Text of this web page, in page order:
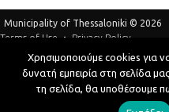
Municipality of Thessaloniki © 2026
Terms of Use
Privacy Policy
Telephone Catalog
Developed byMyCompany Projects
Χρησιμοποιούμε cookies για
δυνατή εμπειρία στη σελίδα
τη σελίδα, θα υποθέσουμε